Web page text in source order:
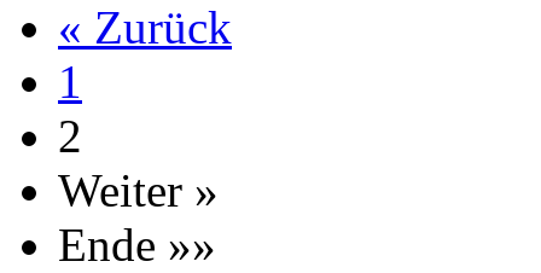
« Zurück
1
2
Weiter »
Ende »»